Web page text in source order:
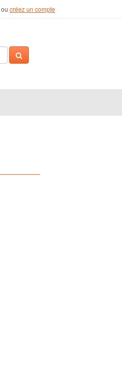
ou créez un compte